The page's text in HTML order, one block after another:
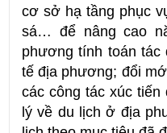
cơ sở hạ tầng phục
sá… để nâng cao
phương tính toán tác
tế địa phương; đổi
các công tác xúc
lý về du lịch ở địa